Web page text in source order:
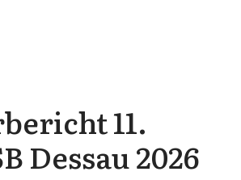
11.
Dessau 2026